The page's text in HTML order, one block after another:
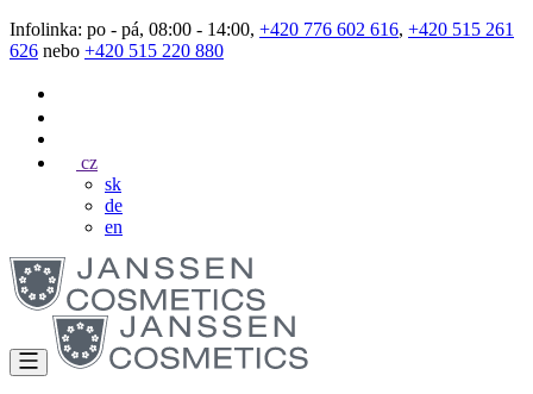
Infolinka: po - pá, 08:00 - 14:00, +420 776 602 616, +420 515 261
626 nebo +420 515 220 880
cz
sk
de
en